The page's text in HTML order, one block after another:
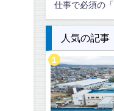
仕事で必須の
人気の記事